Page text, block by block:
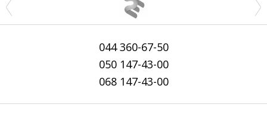
044360-67-50
050147-43-00
068147-43-00